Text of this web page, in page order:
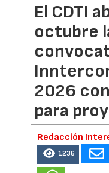
El CDTI
octubre
2026
para
Redacción
1236